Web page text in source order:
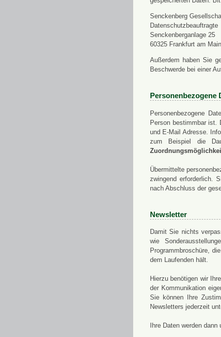
Senckenberg
Datenschutzbeauftragte
Senckenberganlage 25
60325 Frankfurt am Main
Außerdem haben Sie
Beschwerde bei einer
Personenbezogene
Personenbezogene
Person bestimmbar ist.
und E-Mail Adresse.
zum Beispiel die
Übermittelte
zwingend erforderlich.
nach Abschluss der
Newsletter
Damit Sie nichts
wie
Programmbroschüre,
dem Laufenden hält.
Hierzu benötigen wir
der Kommunikation
Sie können Ihre
Newsletters jederzeit
Ihre Daten werden